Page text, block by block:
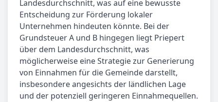
Landesdurchschnitt, was auf eine bewusste
Entscheidung zur Förderung lokaler
Unternehmen hindeuten könnte. Bei der
Grundsteuer A und B hingegen liegt Priepert
über dem Landesdurchschnitt, was
möglicherweise eine Strategie zur Generierung
von Einnahmen für die Gemeinde darstellt,
insbesondere angesichts der ländlichen Lage
und der potenziell geringeren Einnahmequellen.